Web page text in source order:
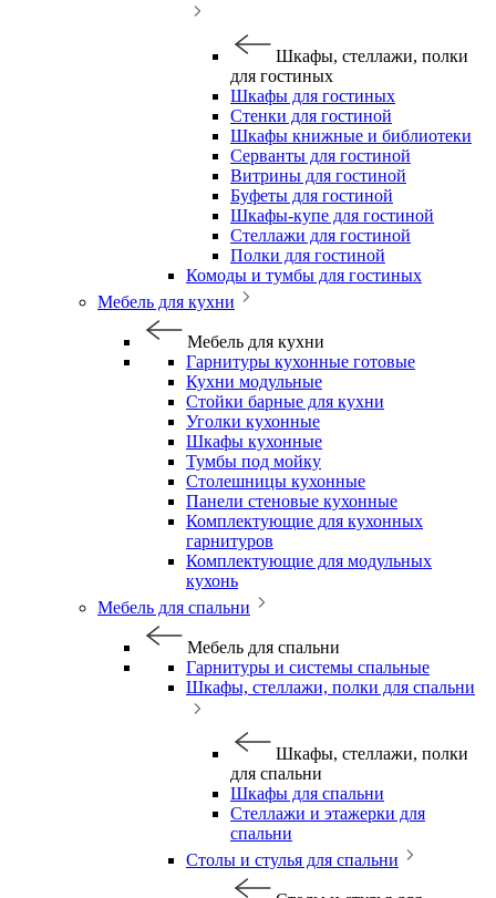
Шкафы, стеллажи, полки
для гостиных
Шкафы для гостиных
Стенки для гостиной
Шкафы книжные и библиотеки
Серванты для гостиной
Витрины для гостиной
Буфеты для гостиной
Шкафы-купе для гостиной
Стеллажи для гостиной
Полки для гостиной
Комоды и тумбы для гостиных
Мебель для кухни
Мебель для кухни
Гарнитуры кухонные готовые
Кухни модульные
Стойки барные для кухни
Уголки кухонные
Шкафы кухонные
Тумбы под мойку
Столешницы кухонные
Панели стеновые кухонные
Комплектующие для кухонных
гарнитуров
Комплектующие для модульных
кухонь
Мебель для спальни
Мебель для спальни
Гарнитуры и системы спальные
Шкафы, стеллажи, полки для спальни
Шкафы, стеллажи, полки
для спальни
Шкафы для спальни
Стеллажи и этажерки для
спальни
Столы и стулья для спальни